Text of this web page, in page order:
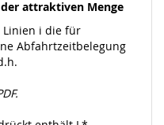
attraktiven Menge
i die für
Abfahrtzeitbelegung